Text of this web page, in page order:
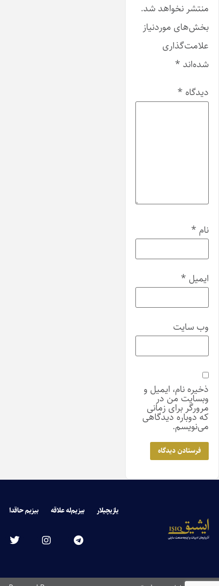
منتشر نخواهد شد.
بخش‌های موردنیاز
علامت‌گذاری
شده‌اند *
دیدگاه *
نام *
ایمیل *
وب‌ سایت
ذخیره نام، ایمیل و
وبسایت من در
مرورگر برای زمانی
که دوباره دیدگاهی
می‌نویسم.
یازیچیلار بیزیم‌له علاقه بیزیم حاقدا